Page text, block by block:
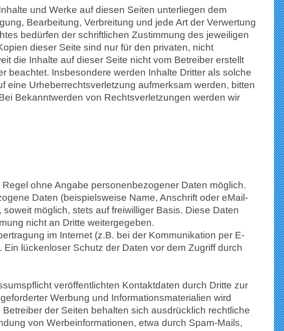
und Werke auf diesen Seiten unterliegen dem
Bearbeitung, Verbreitung und jede Art der Verwertung
bedürfen der schriftlichen Zustimmung des jeweiligen
dieser Seite sind nur für den privaten, nicht
die Inhalte auf dieser Seite nicht vom Betreiber erstellt
beachtet. Insbesondere werden Inhalte Dritter als solche
eine Urheberrechtsverletzung aufmerksam werden, bitten
Bekanntwerden von Rechtsverletzungen werden wir
ohne Angabe personenbezogener Daten möglich.
Daten (beispielsweise Name, Anschrift oder eMail-
möglich, stets auf freiwilliger Basis. Diese Daten
nicht an Dritte weitergegeben.
im Internet (z.B. bei der Kommunikation per E-
lückenloser Schutz der Daten vor dem Zugriff durch
veröffentlichten Kontaktdaten durch Dritte zur
Werbung und Informationsmaterialien wird
der Seiten behalten sich ausdrücklich rechtliche
von Werbeinformationen, etwa durch Spam-Mails,